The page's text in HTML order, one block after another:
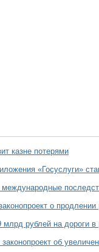
казне потерями
«Госуслуги»
о
рублей на дороги в
об